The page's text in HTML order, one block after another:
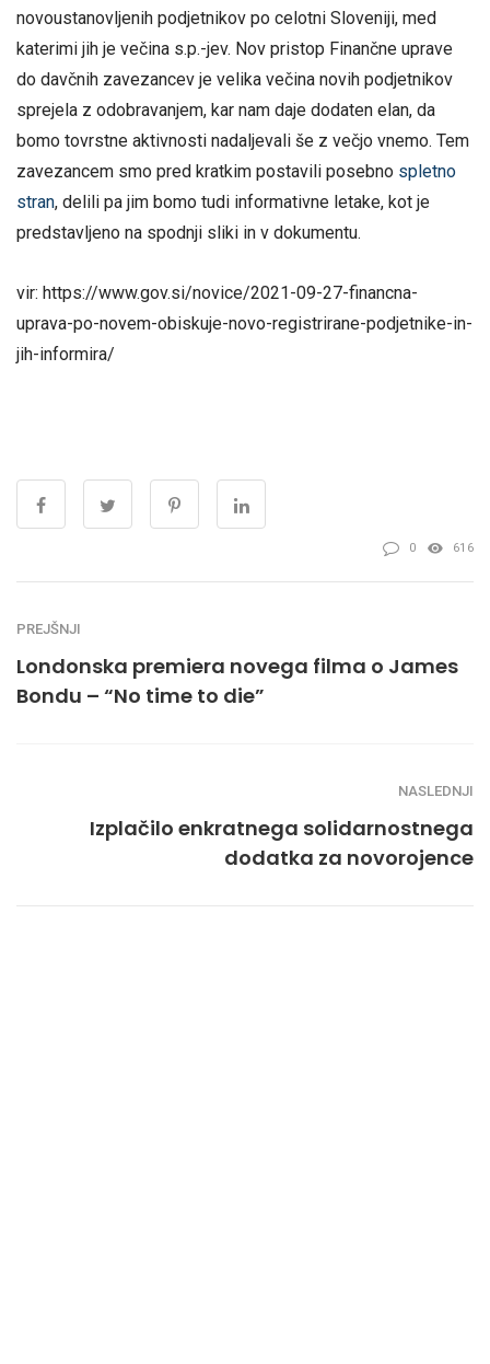
novoustanovljenih podjetnikov po celotni Sloveniji, med
katerimi jih je večina s.p.-jev. Nov pristop Finančne uprave
do davčnih zavezancev je velika večina novih podjetnikov
sprejela z odobravanjem, kar nam daje dodaten elan, da
bomo tovrstne aktivnosti nadaljevali še z večjo vnemo. Tem
zavezancem smo pred kratkim postavili posebno spletno
stran, delili pa jim bomo tudi informativne letake, kot je
predstavljeno na spodnji sliki in v dokumentu.
vir: https://www.gov.si/novice/2021-09-27-financna-
uprava-po-novem-obiskuje-novo-registrirane-podjetnike-in-
jih-informira/
0 616
PREJŠNJI
Londonska premiera novega filma o James
Bondu – “No time to die”
NASLEDNJI
Izplačilo enkratnega solidarnostnega
dodatka za novorojence